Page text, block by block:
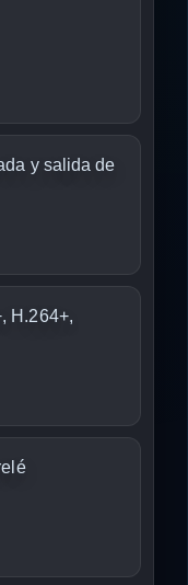
y salida de
H.264+,